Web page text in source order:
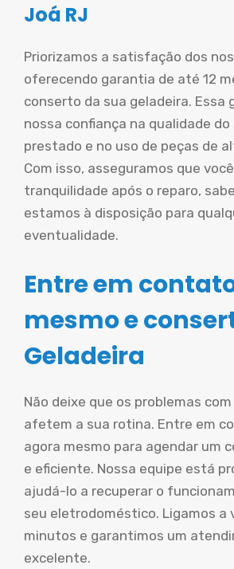
Joá RJ
Priorizamos a satisfação dos
oferecendo garantia de até 12
conserto da sua geladeira. Essa
nossa confiança na qualidade do
prestado e no uso de peças de
Com isso, asseguramos que
tranquilidade após o reparo,
estamos à disposição para
eventualidade.
Entre em
mesmo e
Geladeira
Não deixe que os problemas
afetem a sua rotina. Entre em
agora mesmo para agendar um
e eficiente. Nossa equipe está
ajudá-lo a recuperar o
seu eletrodoméstico. Ligamos a
minutos e garantimos um
excelente.